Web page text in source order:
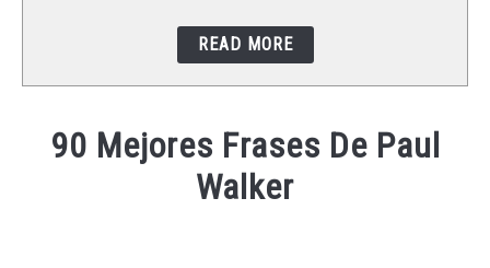
READ MORE
90 Mejores Frases De Paul
Walker